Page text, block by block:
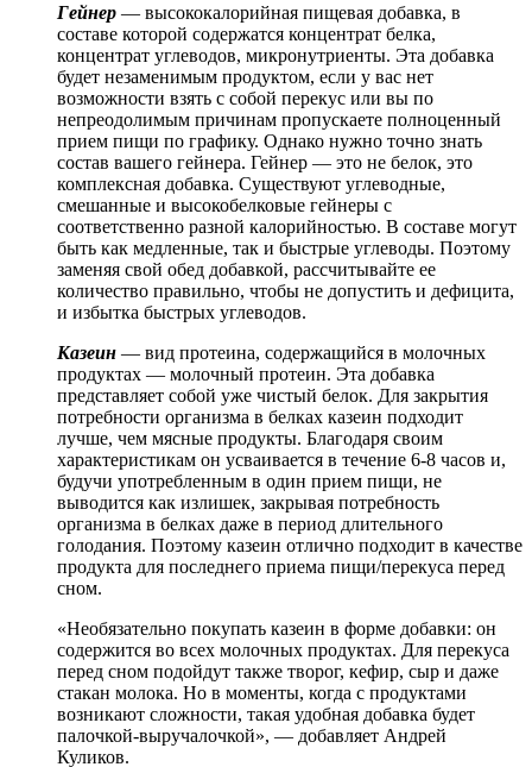
Гейнер — высококалорийная пищевая добавка, в
составе которой содержатся концентрат белка,
концентрат углеводов, микронутриенты. Эта добавка
будет незаменимым продуктом, если у вас нет
возможности взять с собой перекус или вы по
непреодолимым причинам пропускаете полноценный
прием пищи по графику. Однако нужно точно знать
состав вашего гейнера. Гейнер — это не белок, это
комплексная добавка. Существуют углеводные,
смешанные и высокобелковые гейнеры с
соответственно разной калорийностью. В составе могут
быть как медленные, так и быстрые углеводы. Поэтому
заменяя свой обед добавкой, рассчитывайте ее
количество правильно, чтобы не допустить и дефицита,
и избытка быстрых углеводов.
Казеин — вид протеина, содержащийся в молочных
продуктах — молочный протеин. Эта добавка
представляет собой уже чистый белок. Для закрытия
потребности организма в белках казеин подходит
лучше, чем мясные продукты. Благодаря своим
характеристикам он усваивается в течение 6-8 часов и,
будучи употребленным в один прием пищи, не
выводится как излишек, закрывая потребность
организма в белках даже в период длительного
голодания. Поэтому казеин отлично подходит в качестве
продукта для последнего приема пищи/перекуса перед
сном.
«Необязательно покупать казеин в форме добавки: он
содержится во всех молочных продуктах. Для перекуса
перед сном подойдут также творог, кефир, сыр и даже
стакан молока. Но в моменты, когда с продуктами
возникают сложности, такая удобная добавка будет
палочкой-выручалочкой», — добавляет Андрей
Куликов.